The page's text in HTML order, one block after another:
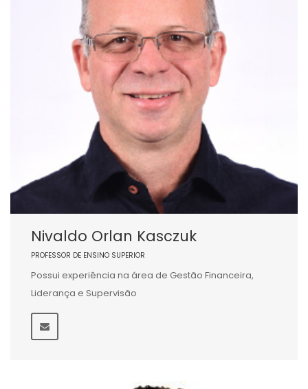
Nivaldo Orlan Kasczuk
PROFESSOR DE ENSINO SUPERIOR
Possui experiência na área de Gestão Financeira,
Liderança e Supervisão